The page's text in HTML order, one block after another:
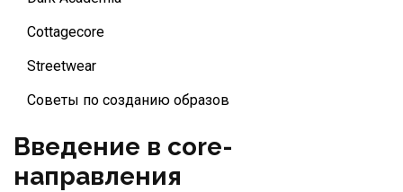
Cottagecore
Streetwear
Советы по созданию образов
Введение в core-
направления